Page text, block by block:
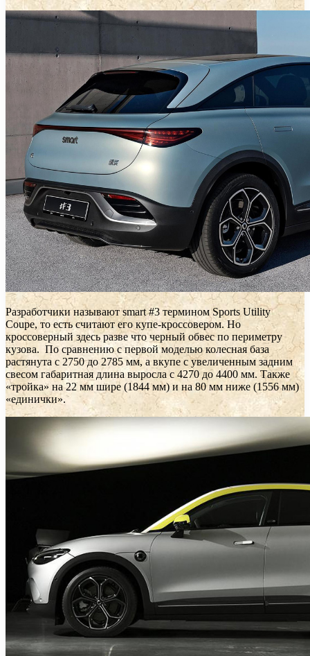
Разработчики называют smart #3 термином Sports Utility
Coupe, то есть считают его купе-кроссовером. Но
кроссоверный здесь разве что черный обвес по периметру
кузова. По сравнению с первой моделью колесная база
растянута с 2750 до 2785 мм, а вкупе с увеличенным задним
свесом габаритная длина выросла с 4270 до 4400 мм. Также
«тройка» на 22 мм шире (1844 мм) и на 80 мм ниже (1556 мм)
«единички».